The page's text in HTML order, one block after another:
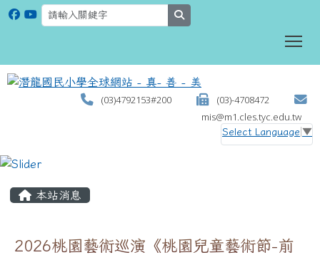
(03)4792153#200
(03)-4708472
mis@m1.cles.tyc.edu.tw
Select Language ▼
本站消息
2026桃園藝術巡演《桃園兒童藝術節-前